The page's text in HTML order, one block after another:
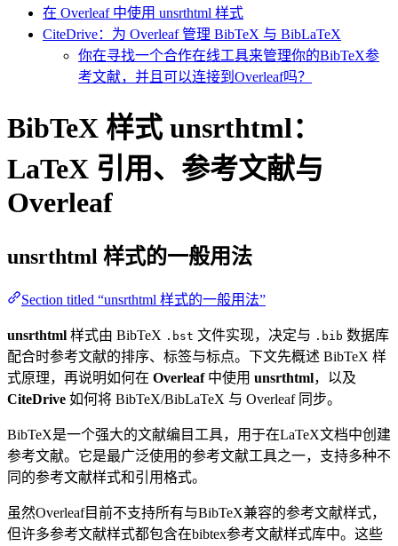
在 Overleaf 中使用 unsrthtml 样式
CiteDrive：为 Overleaf 管理 BibTeX 与 BibLaTeX
你在寻找一个合作在线工具来管理你的BibTeX参
考文献，并且可以连接到Overleaf吗？
BibTeX 样式 unsrthtml：
LaTeX 引用、参考文献与
Overleaf
unsrthtml 样式的一般用法
Section titled “unsrthtml 样式的一般用法”
unsrthtml 样式由 BibTeX .bst 文件实现，决定与 .bib 数据库
配合时参考文献的排序、标签与标点。下文先概述 BibTeX 样
式原理，再说明如何在 Overleaf中使用 unsrthtml，以及
CiteDrive 如何将 BibTeX/BibLaTeX 与 Overleaf 同步。
BibTeX是一个强大的文献编目工具，用于在LaTeX文档中创建
参考文献。它是最广泛使用的参考文献工具之一，支持多种不
同的参考文献样式和引用格式。
虽然Overleaf目前不支持所有与BibTeX兼容的参考文献样式，
但许多参考文献样式都包含在bibtex参考文献样式库中。这些